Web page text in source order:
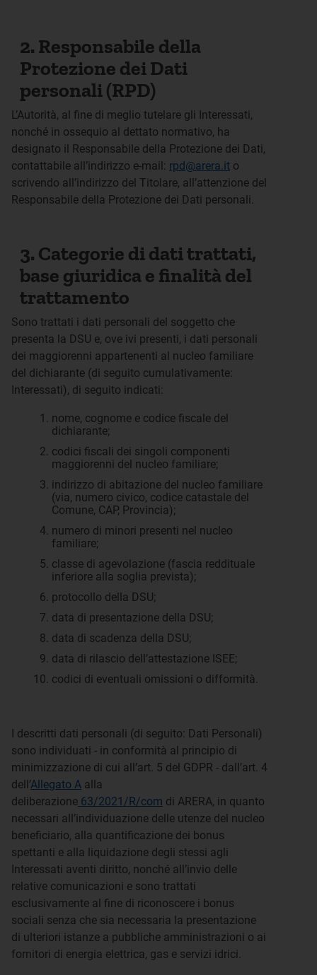
2. Responsabile della
Protezione dei Dati
personali (RPD)
L’Autorità, al fine di meglio tutelare gli Interessati,
nonché in ossequio al dettato normativo, ha
designato il Responsabile della Protezione dei Dati,
contattabile all’indirizzo e-mail: rpd@arera.it o
scrivendo all’indirizzo del Titolare, all’attenzione del
Responsabile della Protezione dei Dati personali.
3. Categorie di dati trattati,
base giuridica e finalità del
trattamento
Sono trattati i dati personali del soggetto che
presenta la DSU e, ove ivi presenti, i dati personali
dei maggiorenni appartenenti al nucleo familiare
del dichiarante (di seguito cumulativamente:
Interessati), di seguito indicati:
nome, cognome e codice fiscale del
dichiarante;
codici fiscali dei singoli componenti
maggiorenni del nucleo familiare;
indirizzo di abitazione del nucleo familiare
(via, numero civico, codice catastale del
Comune, CAP, Provincia);
numero di minori presenti nel nucleo
familiare;
classe di agevolazione (fascia reddituale
inferiore alla soglia prevista);
protocollo della DSU;
data di presentazione della DSU;
data di scadenza della DSU;
data di rilascio dell’attestazione ISEE;
codici di eventuali omissioni o difformità.
I descritti dati personali (di seguito: Dati Personali)
sono individuati - in conformità al principio di
minimizzazione di cui all’art. 5 del GDPR - dall’art. 4
dell’Allegato A alla
deliberazione 63/2021/R/com di ARERA, in quanto
necessari all’individuazione delle utenze del nucleo
beneficiario, alla quantificazione dei bonus
spettanti e alla liquidazione degli stessi agli
Interessati aventi diritto, nonché all’invio delle
relative comunicazioni e sono trattati
esclusivamente al fine di riconoscere i bonus
sociali senza che sia necessaria la presentazione
di ulteriori istanze a pubbliche amministrazioni o ai
fornitori di energia elettrica, gas e servizi idrici.